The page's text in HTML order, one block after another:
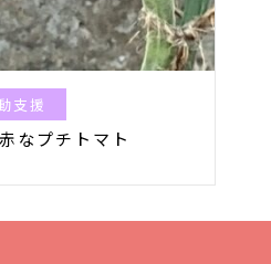
支援
なプチトマト